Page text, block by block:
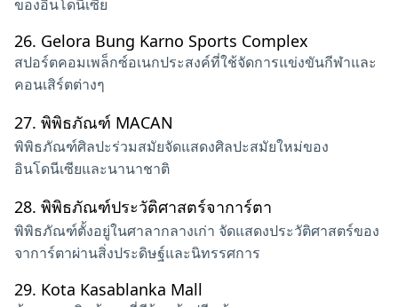
ของอินโดนีเซีย
26. Gelora Bung Karno Sports Complex
สปอร์ตคอมเพล็กซ์อเนกประสงค์ที่ใช้จัดการแข่งขันกีฬาและ
คอนเสิร์ตต่างๆ
27. พิพิธภัณฑ์ MACAN
พิพิธภัณฑ์ศิลปะร่วมสมัยจัดแสดงศิลปะสมัยใหม่ของ
อินโดนีเซียและนานาชาติ
28. พิพิธภัณฑ์ประวัติศาสตร์จาการ์ตา
พิพิธภัณฑ์ตั้งอยู่ในศาลากลางเก่า จัดแสดงประวัติศาสตร์ของ
จาการ์ตาผ่านสิ่งประดิษฐ์และนิทรรศการ
29. Kota Kasablanka Mall